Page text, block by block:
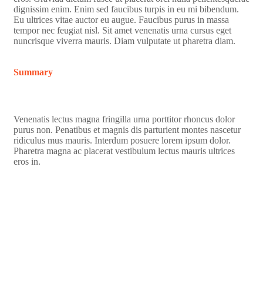
dignissim enim. Enim sed faucibus turpis in eu mi bibendum.
Eu ultrices vitae auctor eu augue. Faucibus purus in massa
tempor nec feugiat nisl. Sit amet venenatis urna cursus eget
nuncrisque viverra mauris. Diam vulputate ut pharetra diam.
Summary
Venenatis lectus magna fringilla urna porttitor rhoncus dolor
purus non. Penatibus et magnis dis parturient montes nascetur
ridiculus mus mauris. Interdum posuere lorem ipsum dolor.
Pharetra magna ac placerat vestibulum lectus mauris ultrices
eros in.